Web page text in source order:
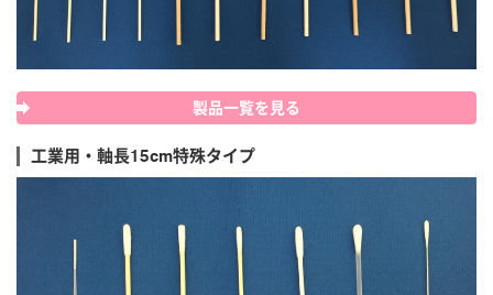
製品一覧を見る
工業用・軸長15cm特殊タイプ